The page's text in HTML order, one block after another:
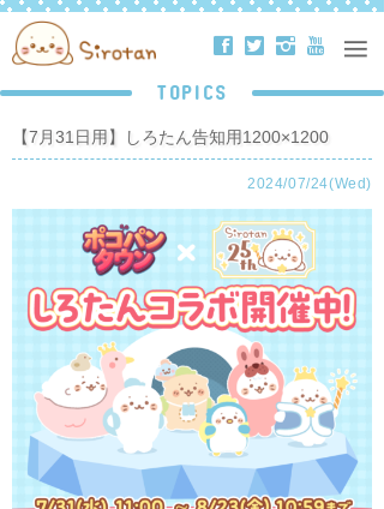
ä å ë ð
TOPICS
【7月31日用】しろたん告知用1200×1200
2024/07/24(Wed)